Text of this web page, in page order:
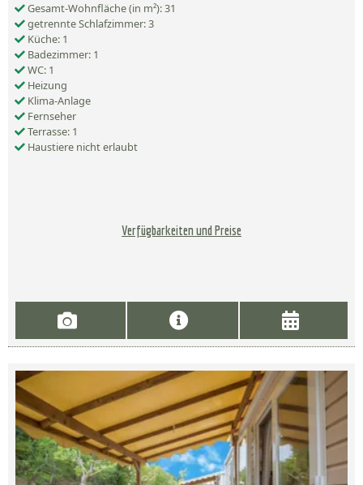
Gesamt-Wohnfläche (in m²): 31
getrennte Schlafzimmer: 3
Küche: 1
Badezimmer: 1
WC: 1
Heizung
Klima-Anlage
Fernseher
Terrasse: 1
Haustiere nicht erlaubt
Verfügbarkeiten und Preise